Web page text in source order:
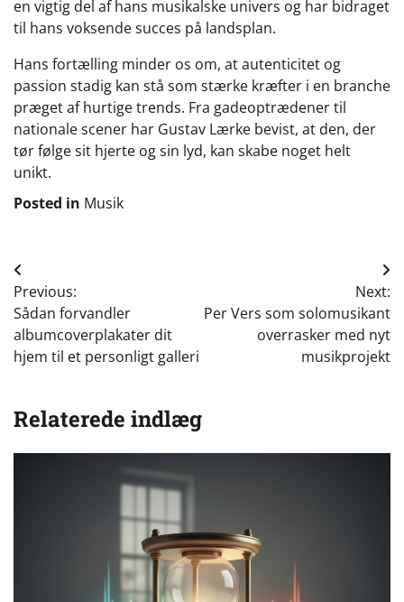
en vigtig del af hans musikalske univers og har bidraget
til hans voksende succes på landsplan.
Hans fortælling minder os om, at autenticitet og
passion stadig kan stå som stærke kræfter i en branche
præget af hurtige trends. Fra gadeoptrædener til
nationale scener har Gustav Lærke bevist, at den, der
tør følge sit hjerte og sin lyd, kan skabe noget helt
unikt.
Posted in Musik
Indlægsnavigation
Previous:
Sådan forvandler
albumcoverplakater dit
hjem til et personligt galleri
Next:
Per Vers som solomusikant
overrasker med nyt
musikprojekt
Relaterede indlæg